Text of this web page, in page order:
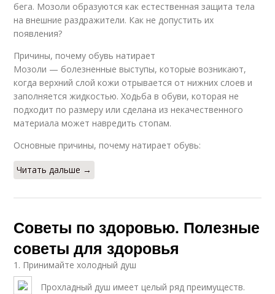
бега. Мозоли образуются как естественная защита тела
на внешние раздражители. Как не допустить их
появления?
Причины, почему обувь натирает
Мозоли — болезненные выступы, которые возникают,
когда верхний слой кожи отрывается от нижних слоев и
заполняется жидкостью. Ходьба в обуви, которая не
подходит по размеру или сделана из некачественного
материала может навредить стопам.
Основные причины, почему натирает обувь:
Читать дальше →
Советы по здоровью. Полезные
советы для здоровья
1. Принимайте холодный душ
Прохладный душ имеет целый ряд преимуществ.